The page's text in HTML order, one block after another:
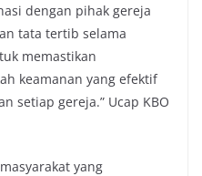
dengan pihak gereja
tata tertib selama
memastikan
keamanan yang efektif
setiap gereja.” Ucap KBO
yang